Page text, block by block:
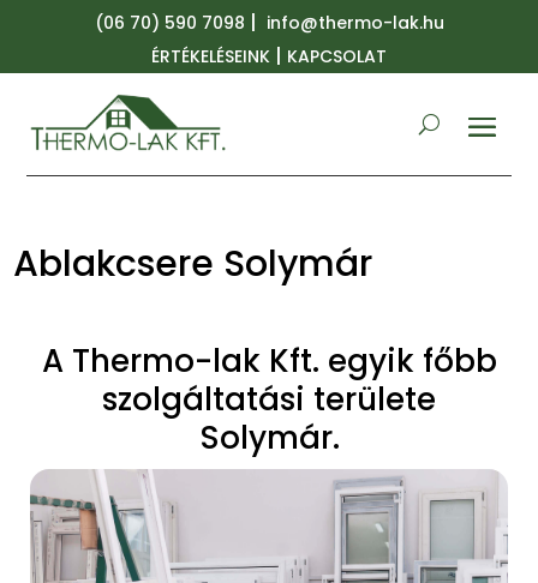
(06 70) 590 7098 | info@thermo-lak.hu
ÉRTÉKELÉSEINK | KAPCSOLAT
Ablakcsere Solymár
A Thermo-lak Kft. egyik főbb
szolgáltatási területe
Solymár.